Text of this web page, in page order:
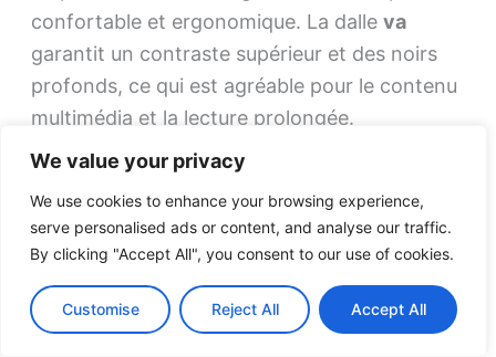
We value your privacy
We use cookies to enhance your browsing experience,
serve personalised ads or content, and analyse our traffic.
By clicking "Accept All", you consent to our use of cookies.
Customise Reject All Accept All
confortable et ergonomique. La dalle va
garantit un contraste supérieur et des noirs
profonds, ce qui est agréable pour le contenu
multimédia et la lecture prolongée.
productivité commeon screen control, qui
permet de diviser facilement l’espace de
(screen split) sans avoir à redimensionner les